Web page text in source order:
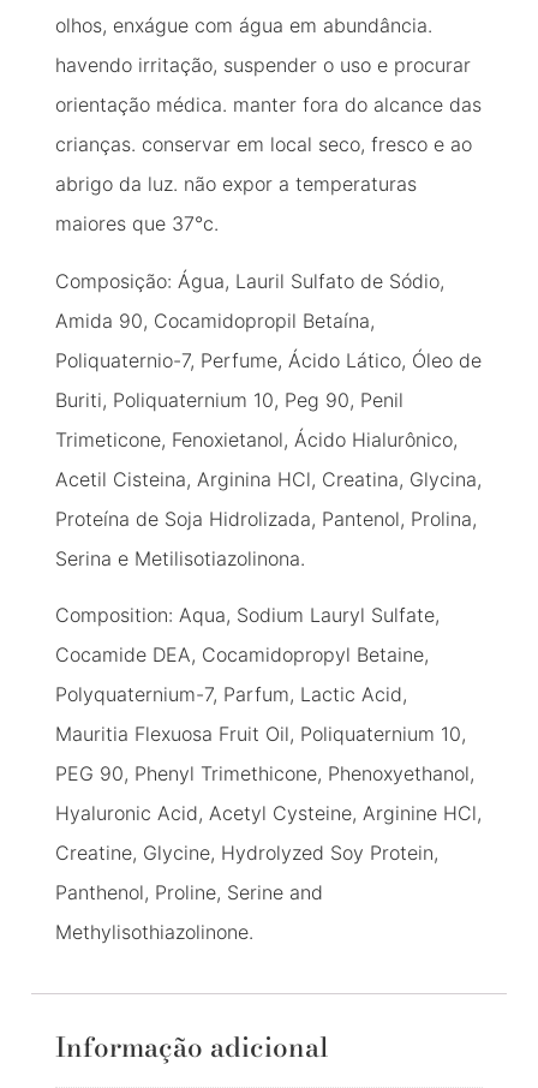
olhos, enxágue com água em abundância.
havendo irritação, suspender o uso e procurar
orientação médica. manter fora do alcance das
crianças. conservar em local seco, fresco e ao
abrigo da luz. não expor a temperaturas
maiores que 37°c.
Composição: Água, Lauril Sulfato de Sódio,
Amida 90, Cocamidopropil Betaína,
Poliquaternio-7, Perfume, Ácido Lático, Óleo de
Buriti, Poliquaternium 10, Peg 90, Penil
Trimeticone, Fenoxietanol, Ácido Hialurônico,
Acetil Cisteina, Arginina HCl, Creatina, Glycina,
Proteína de Soja Hidrolizada, Pantenol, Prolina,
Serina e Metilisotiazolinona.
Composition: Aqua, Sodium Lauryl Sulfate,
Cocamide DEA, Cocamidopropyl Betaine,
Polyquaternium-7, Parfum, Lactic Acid,
Mauritia Flexuosa Fruit Oil, Poliquaternium 10,
PEG 90, Phenyl Trimethicone, Phenoxyethanol,
Hyaluronic Acid, Acetyl Cysteine, Arginine HCl,
Creatine, Glycine, Hydrolyzed Soy Protein,
Panthenol, Proline, Serine and
Methylisothiazolinone.
Informação adicional